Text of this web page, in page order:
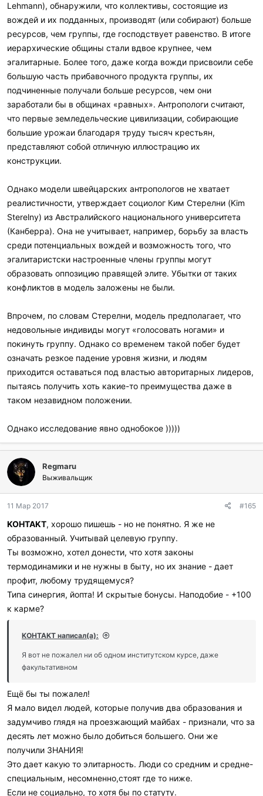
Lehmann), обнаружили, что коллективы, состоящие из
вождей и их подданных, производят (или собирают) больше
ресурсов, чем группы, где господствует равенство. В итоге
иерархические общины стали вдвое крупнее, чем
эгалитарные. Более того, даже когда вожди присвоили себе
большую часть прибавочного продукта группы, их
подчиненные получали больше ресурсов, чем они
заработали бы в общинах «равных». Антропологи считают,
что первые земледельческие цивилизации, собирающие
большие урожаи благодаря труду тысяч крестьян,
представляют собой отличную иллюстрацию их
конструкции.
Однако модели швейцарских антропологов не хватает
реалистичности, утверждает социолог Ким Стерелни (Kim
Sterelny) из Австралийского национального университета
(Канберра). Она не учитывает, например, борьбу за власть
среди потенциальных вождей и возможность того, что
эгалитаристски настроенные члены группы могут
образовать оппозицию правящей элите. Убытки от таких
конфликтов в модель заложены не были.
Впрочем, по словам Стерелни, модель предполагает, что
недовольные индивиды могут «голосовать ногами» и
покинуть группу. Однако со временем такой побег будет
означать резкое падение уровня жизни, и людям
приходится оставаться под властью авторитарных лидеров,
пытаясь получить хоть какие-то преимущества даже в
таком незавидном положении.
Однако исследование явно однобокое )))))
Regmaru
Выживальщик
11 Мар 2017 #165
KOHTAKT, хорошо пишешь - но не понятно. Я же не
образованный. Учитывай целевую группу.
Ты возможно, хотел донести, что хотя законы
термодинамики и не нужны в быту, но их знание - дает
профит, любому трудящемуся?
Типа синергия, йопта! И скрытые бонусы. Наподобие - +100
к карме?
KOHTAKT написал(а):
Я вот не пожалел ни об одном институтском курсе, даже
факультативном
Ещё бы ты пожалел!
Я мало видел людей, которые получив два образования и
задумчиво глядя на проезжающий майбах - признали, что за
десять лет можно было добиться большего. Они же
получили ЗНАНИЯ!
Это дает какую то элитарность. Люди со средним и средне-
специальным, несомненно,стоят где то ниже.
Если не социально, то хотя бы по статуту.